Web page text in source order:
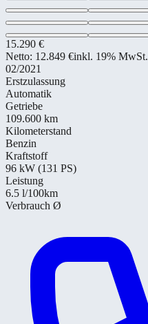
15.290 €
Netto: 12.849 €inkl. 19% MwSt.
02/2021
Erstzulassung
Automatik
Getriebe
109.600 km
Kilometerstand
Benzin
Kraftstoff
96 kW (131 PS)
Leistung
6.5 l/100km
Verbrauch Ø